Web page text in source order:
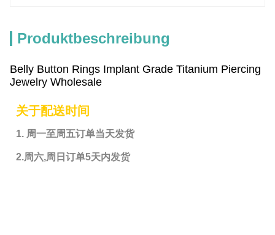
Produktbeschreibung
Belly Button Rings Implant Grade Titanium Piercing
Jewelry Wholesale
关于配送时间
1. 周一至周五订单当天发货
2.周六,周日订单5天内发货